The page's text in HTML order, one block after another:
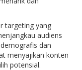
targeting yang
audiens
dan
menyajikan konten
potensial.